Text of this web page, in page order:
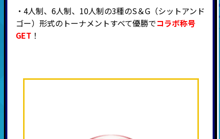
・4人制、6人制、10人制の3種のS＆G（シットアンド
ゴー）形式のトーナメントすべて優勝でコラボ称号
GET ！